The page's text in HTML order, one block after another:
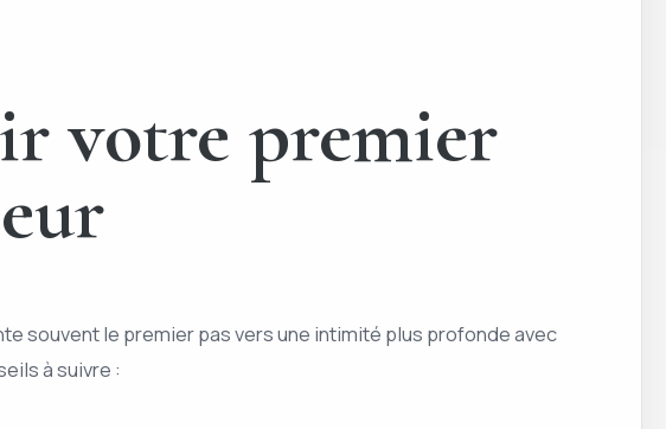
votre premier
souvent le premier pas vers une intimité plus profonde avec
à suivre :